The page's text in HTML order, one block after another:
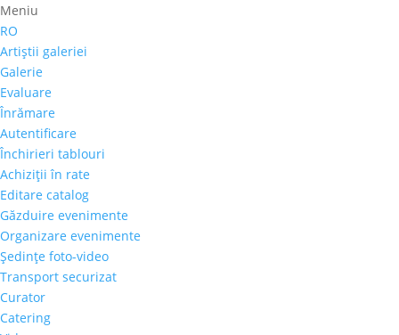
Meniu
RO
Artiştii galeriei
Galerie
Evaluare
Înrămare
Autentificare
Închirieri tablouri
Achiziţii în rate
Editare catalog
Găzduire evenimente
Organizare evenimente
Şedinţe foto-video
Transport securizat
Curator
Catering
Marcel Thiele – „Classic
4”
1.000,00
Selectează rata |
3 luni
6 luni
9 luni
12 luni
Cantitate
Marcel
Thiele